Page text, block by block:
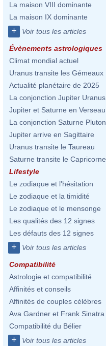
La maison VIII dominante
La maison IX dominante
+ Voir tous les articles
Évènements astrologiques
Climat mondial actuel
Uranus transite les Gémeaux
Actualité planétaire de 2025
La conjonction Jupiter Uranus
Jupiter et Saturne en Verseau
La conjonction Saturne Pluton
Jupiter arrive en Sagittaire
Uranus transite le Taureau
Saturne transite le Capricorne
Lifestyle
Le zodiaque et l'hésitation
Le zodiaque et la timidité
Le zodiaque et le mensonge
Les qualités des 12 signes
Les défauts des 12 signes
+ Voir tous les articles
Compatibilité
Astrologie et compatibilité
Affinités et conseils
Affinités de couples célèbres
Ava Gardner et Frank Sinatra
Compatibilité du Bélier
+ Voir tous les articles